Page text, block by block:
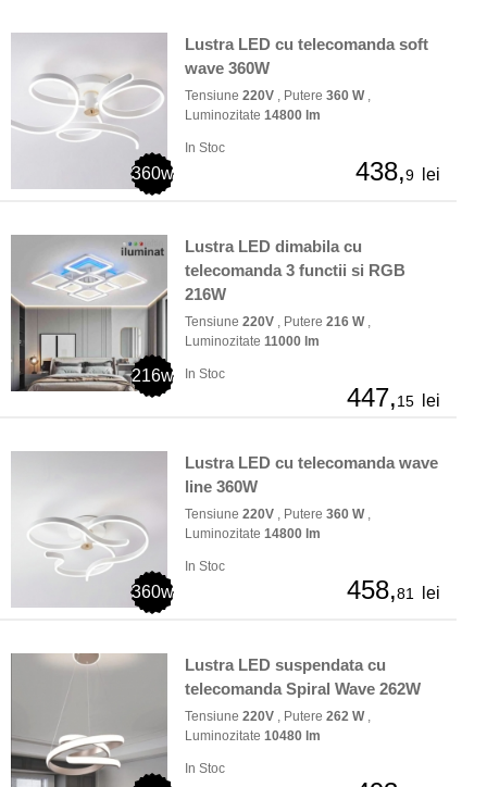
360w
Lustra LED cu telecomanda soft
wave 360W
Tensiune 220V , Putere 360 W,
Luminozitate 14800 lm
In Stoc
438,9 lei
216w
Lustra LED dimabila cu
telecomanda 3 functii si RGB
216W
Tensiune 220V , Putere 216 W,
Luminozitate 11000 lm
In Stoc
447,15 lei
360w
Lustra LED cu telecomanda wave
line 360W
Tensiune 220V , Putere 360 W,
Luminozitate 14800 lm
In Stoc
458,81 lei
Lustra LED suspendata cu
telecomanda Spiral Wave 262W
Tensiune 220V , Putere 262 W,
Luminozitate 10480 lm
In Stoc